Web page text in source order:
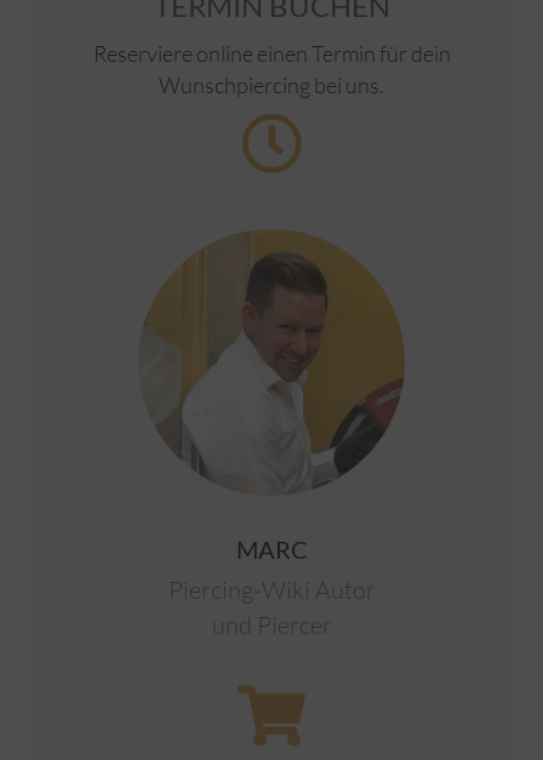
Reserviere online einen Termin für dein
Wunschpiercing bei uns.
MARC
Piercing-Wiki Autor
und Piercer